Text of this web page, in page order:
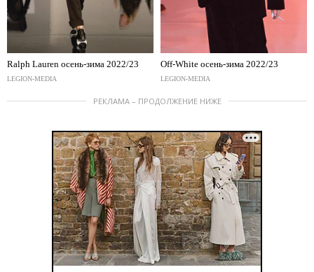
Ralph Lauren осень-зима 2022/23
LEGION-MEDIA
Off-White осень-зима 2022/23
LEGION-MEDIA
РЕКЛАМА – ПРОДОЛЖЕНИЕ НИЖЕ